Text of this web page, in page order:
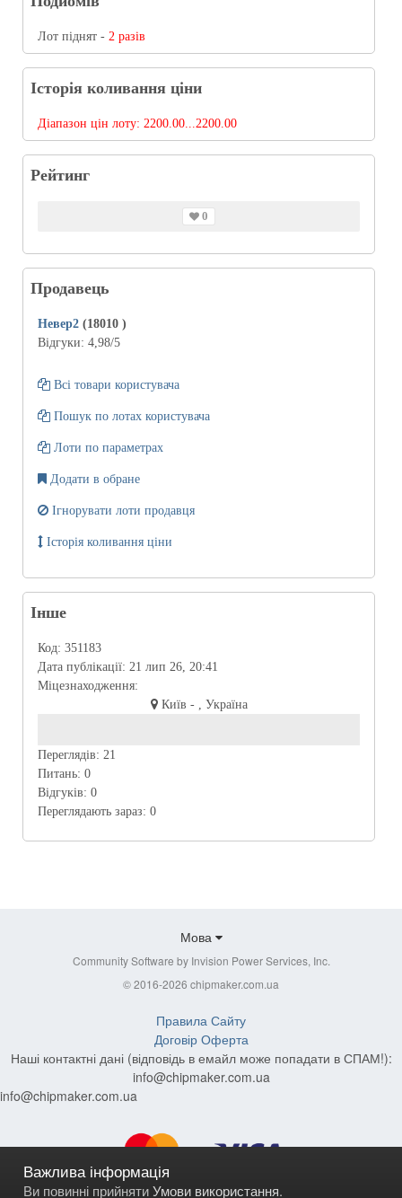
Лот піднят - 2 разів
Історія коливання ціни
Діапазон цін лоту: 2200.00...2200.00
Рейтинг
0
Продавець
Невер2 (18010 )
Відгуки: 4,98/5
Всі товари користувача
Пошук по лотах користувача
Лоти по параметрах
Додати в обране
Ігнорувати лоти продавця
Історія коливання ціни
Інше
Код: 351183
Дата публікації: 21 лип 26, 20:41
Міцезнаходження:
Київ - , Україна
Переглядів: 21
Питань: 0
Відгуків: 0
Переглядають зараз: 0
Мова
Community Software by Invision Power Services, Inc.
© 2016-2026 chipmaker.com.ua
Важлива інформація
Ви повинні прийнятиУмови використання.
Правила Сайту
Договір Оферта
Наші контактні дані (відповідь в емайл може попадати в СПАМ!):
info@chipmaker.com.ua
info@chipmaker.com.ua